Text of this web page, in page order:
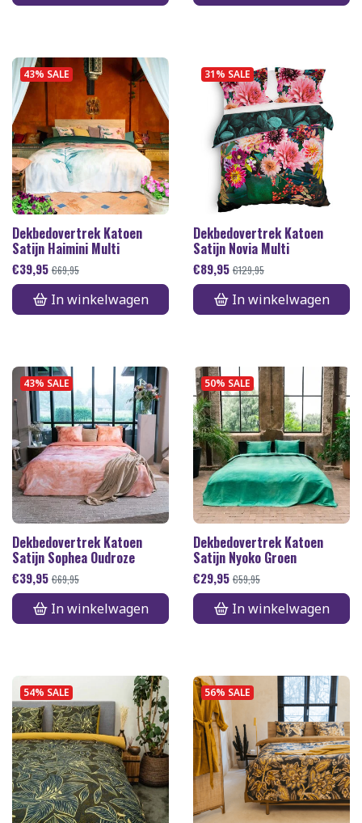
43% SALE
Dekbedovertrek Katoen
Satijn Haimini Multi
€39,95 €69,95
In winkelwagen
31% SALE
Dekbedovertrek Katoen
Satijn Novia Multi
€89,95 €129,95
In winkelwagen
43% SALE
Dekbedovertrek Katoen
Satijn Sophea Oudroze
€39,95 €69,95
In winkelwagen
50% SALE
Dekbedovertrek Katoen
Satijn Nyoko Groen
€29,95 €59,95
In winkelwagen
54% SALE 56% SALE